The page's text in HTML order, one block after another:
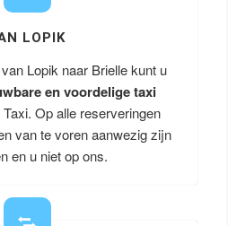
LOPIK
Lopik naar Brielle kunt u
en voordelige taxi
Op alle reserveringen
van te voren aanwezig zijn
en u niet op ons.